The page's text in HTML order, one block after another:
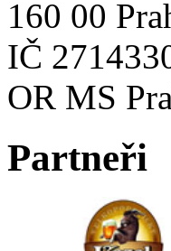
160 00
IČ
OR MS
Partneři